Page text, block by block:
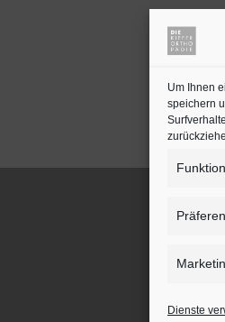
Um Ihnen
speichern
Dienste